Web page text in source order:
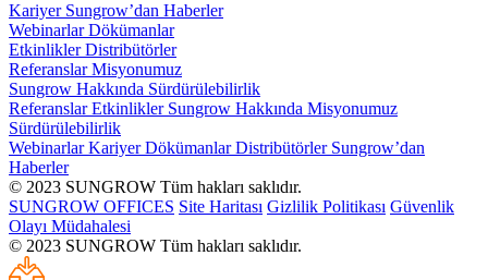
Kariyer Sungrow’dan Haberler
WebinarlarDökümanlar
EtkinliklerDistribütörler
ReferanslarMisyonumuz
Sungrow Hakkında Sürdürülebilirlik
ReferanslarEtkinlikler Sungrow Hakkında Misyonumuz
Sürdürülebilirlik
WebinarlarKariyerDökümanlarDistribütörler Sungrow’dan
Haberler
© 2023 SUNGROW Tüm hakları saklıdır.
SUNGROW OFFICES Site Haritası Gizlilik Politikası Güvenlik
Olayı Müdahalesi
© 2023 SUNGROW Tüm hakları saklıdır.